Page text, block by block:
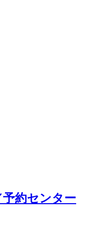
約センター